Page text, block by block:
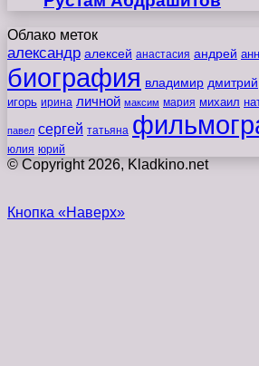
Облако меток
александр алексей анастасия андрей
биография владимир дмитрий
игорь ирина личной максим мария михаил
павел сергей татьяна
юлия юрий
© Copyright 2026, Kladkino.net
Кнопка «Наверх»